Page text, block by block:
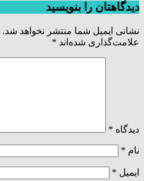
دیدگاهتان را بنویسید
نشانی ایمیل شما منتشر نخواهد شد.
علامت‌گذاری شده‌اند *
دیدگاه *
نام *
ایمیل *